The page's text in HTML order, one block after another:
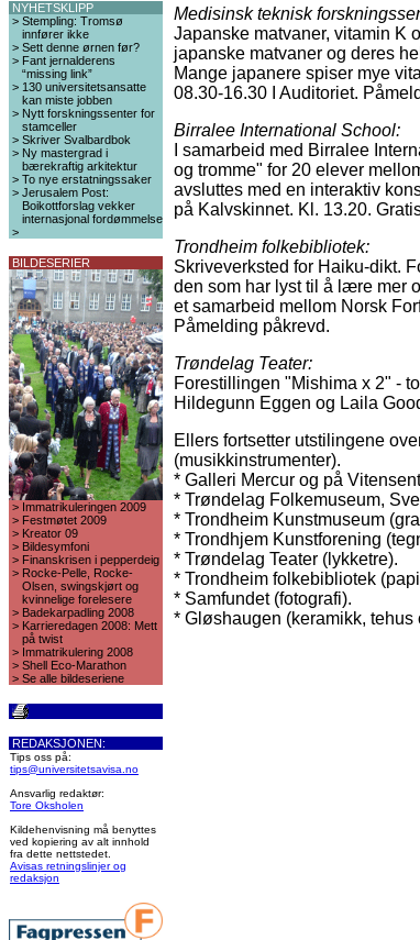
NYHETSKLIPP
> Stempling: Tromsø
innfører ikke
> Sett denne ørnen før?
> Fant jernalderens
“missing link”
> 130 universitetsansatte
kan miste jobben
> Nytt forskningssenter for
stamceller
> Skriver Svalbardbok
> Ny mastergrad i
bærekraftig arkitektur
> To nye erstatningssaker
> Jerusalem Post:
Boikottforslag vekker
internasjonal fordømmelse
>
BILDESERIER
> Immatrikuleringen 2009
> Festmøtet 2009
> Kreator 09
> Bildesymfoni
> Finanskrisen i pepperdeig
> Rocke-Pelle, Rocke-
Olsen, swingskjørt og
kvinnelige forelesere
> Badekarpadling 2008
> Karrieredagen 2008: Mett
på twist
> Immatrikulering 2008
> Shell Eco-Marathon
> Se alle bildeseriene
REDAKSJONEN:
Tips oss på:
tips@universitetsavisa.no
Ansvarlig redaktør:
Tore Oksholen
Kildehenvisning må benyttes
ved kopiering av alt innhold
fra dette nettstedet.
Avisas retningslinjer og
redaksjon
Medisinsk teknisk
Japanske matvaner, vitamin K
japanske matvaner og deres
Mange japanere spiser mye
08.30-16.30 I Auditoriet.
Birralee International School:
I samarbeid med Birralee
og tromme" for 20 elever
avsluttes med en interaktiv
på Kalvskinnet. Kl. 13.20.
Trondheim folkebibliotek:
Skriveverksted for Haiku-dikt.
den som har lyst til å lære mer
et samarbeid mellom Norsk
Påmelding påkrevd.
Trøndelag Teater:
Forestillingen "Mishima x 2" -
Hildegunn Eggen og Laila
Ellers fortsetter utstilingene
(musikkinstrumenter).
* Galleri Mercur og på
* Trøndelag Folkemuseum,
* Trondheim Kunstmuseum
* Trondhjem Kunstforening
* Trøndelag Teater (lykketre).
* Trondheim folkebibliotek
* Samfundet (fotografi).
* Gløshaugen (keramikk, tehus